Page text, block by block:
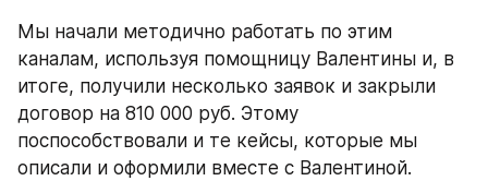
Мы начали методично работать по этим
каналам, используя помощницу Валентины и, в
итоге, получили несколько заявок и закрыли
договор на 810 000 руб. Этому
поспособствовали и те кейсы, которые мы
описали и оформили вместе с Валентиной.